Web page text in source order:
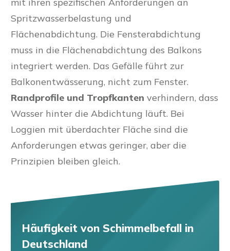
Spritzwasserbelastung und
Flächenabdichtung. Die Fensterabdichtung
muss in die Flächenabdichtung des Balkons
integriert werden. Das Gefälle führt zur
Balkonentwässerung, nicht zum Fenster.
Randprofile und Tropfkanten verhindern, dass
Wasser hinter die Abdichtung läuft. Bei
Loggien mit überdachter Fläche sind die
Anforderungen etwas geringer, aber die
Prinzipien bleiben gleich.
Häufigkeit von Schimmelbefall in
Deutschland